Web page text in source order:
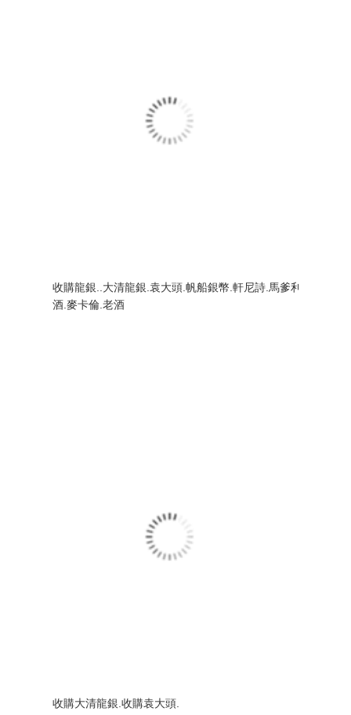
收購龍銀..大清龍銀.袁大頭.帆船銀幣.軒尼詩.馬爹利.人頭馬.
酒.麥卡倫.老酒
收購大清龍銀.收購袁大頭.